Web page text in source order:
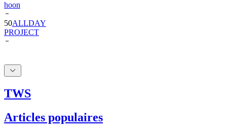
50ALLDAY
PROJECT
TWS
Articles populaires